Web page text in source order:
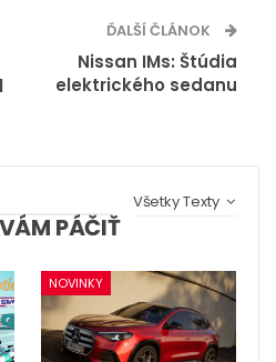
ĎALŠÍ ČLÁNOK
Nissan IMs: Štúdia
elektrického sedanu
Všetky Texty
PÁČIŤ
NOVINKY